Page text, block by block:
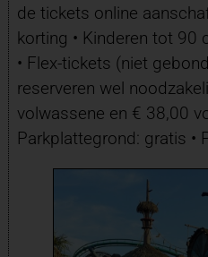
de tickets online
korting • Kinderen tot 90
• Flex-tickets (niet
reserveren wel
volwassene en € 38,00
Parkplattegrond: gratis •